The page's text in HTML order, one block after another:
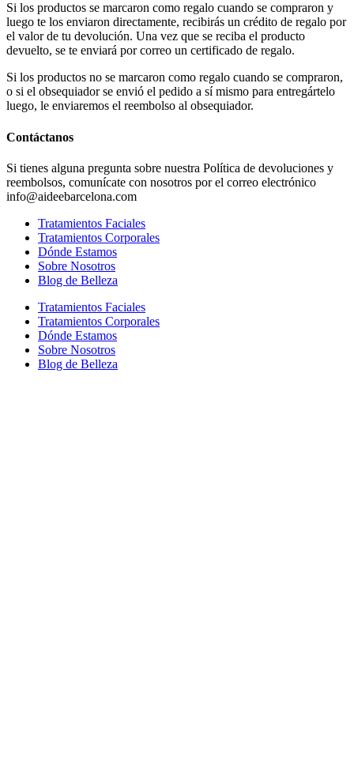
Si los productos se marcaron como regalo cuando se compraron y
luego te los enviaron directamente, recibirás un crédito de regalo por
el valor de tu devolución. Una vez que se reciba el producto
devuelto, se te enviará por correo un certificado de regalo.
Si los productos no se marcaron como regalo cuando se compraron,
o si el obsequiador se envió el pedido a sí mismo para entregártelo
luego, le enviaremos el reembolso al obsequiador.
Contáctanos
Si tienes alguna pregunta sobre nuestra Política de devoluciones y
reembolsos, comunícate con nosotros por el correo electrónico
info@aideebarcelona.com
Tratamientos Faciales
Tratamientos Corporales
Dónde Estamos
Sobre Nosotros
Blog de Belleza
Tratamientos Faciales
Tratamientos Corporales
Dónde Estamos
Sobre Nosotros
Blog de Belleza